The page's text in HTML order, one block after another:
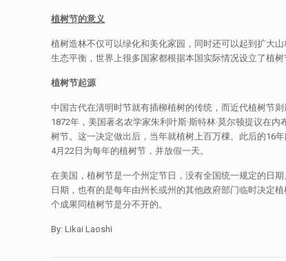
植树节的意义
植树造林不仅可以绿化和美化家园，同时还可以起到扩大
生态平衡，世界上很多国家都根据本国实际情况设立了植
植树节起源
中国古代在清明时节就有插柳植树的传统，而近代植树节
1872年，美国著名农学家朱利叶斯·斯特林·莫尔顿提议在
树节。这一决定做出后，当年就植树上百万棵。此后的16
4月22日为每年的植树节，并放假一天。
在美国，植树节是一个州定节日，没有全国统一规定的日
日期，也有的是每年由州长或州的其他政府部门临时决定
个成果同植树节是分不开的。
By: Likai Laoshi